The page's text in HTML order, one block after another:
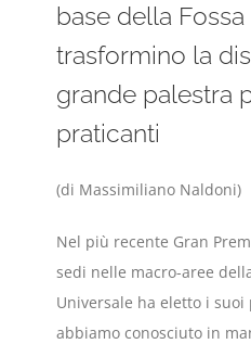
base della
trasformino la
grande palestra
praticanti
(di Massimiliano Naldoni)
Nel più recente Gran
sedi nelle macro-aree
Universale ha eletto i
abbiamo conosciuto in